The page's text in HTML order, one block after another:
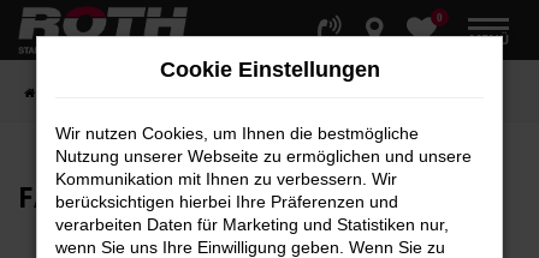
Zum
Hauptinhalt
0
MENÜ
FAHRZEUG-SHOWROOM
Cookie Einstellungen
Wir nutzen Cookies, um Ihnen die bestmögliche
Nutzung unserer Webseite zu ermöglichen und unsere
Kommunikation mit Ihnen zu verbessern. Wir
berücksichtigen hierbei Ihre Präferenzen und
verarbeiten Daten für Marketing und Statistiken nur,
wenn Sie uns Ihre Einwilligung geben. Wenn Sie zu